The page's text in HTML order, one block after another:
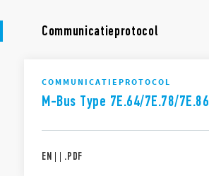
Communicatieprotocol
COMMUNICATIEPROTOCOL
M-Bus Type 7E.64/7E.78/7E.86
EN | | .PDF